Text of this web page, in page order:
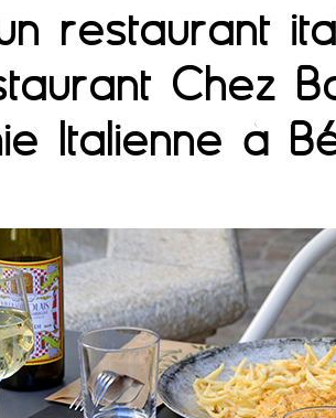
restaurant
Chez
Italienne à